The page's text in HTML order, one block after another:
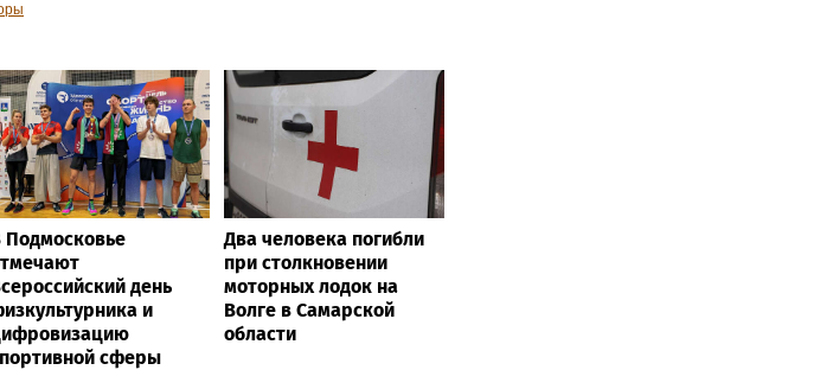
Подмосковье
день
и
сферы
Два человека погибли
при столкновении
моторных лодок на
Волге в Самарской
области